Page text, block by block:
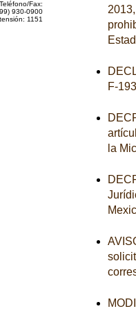
Teléfono/Fax:
930-0900
1151
F-
la